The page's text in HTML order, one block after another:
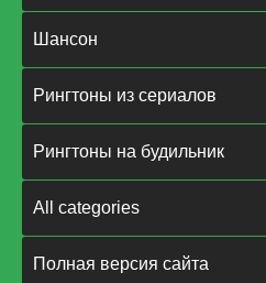
Шансон
Рингтоны из сериалов
Рингтоны на будильник
All categories
Полная версия сайта